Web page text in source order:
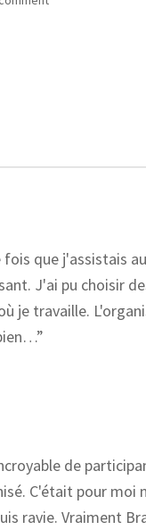
que j'assistais
J'ai pu choisir
je travaille.
de
C'était pour moi
ravie. Vraiment